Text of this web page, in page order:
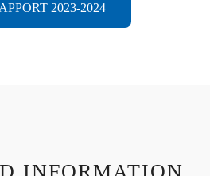
2023-2024